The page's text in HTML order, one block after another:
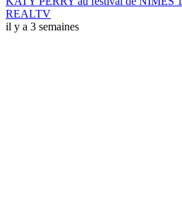
REALTV
il y a 3 semaines